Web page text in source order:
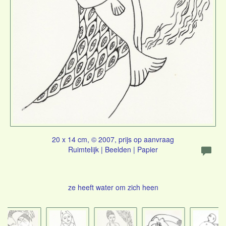
20 x 14 cm, © 2007, prijs op aanvraag
Ruimtelijk | Beelden | Papier
ze heeft water om zich heen